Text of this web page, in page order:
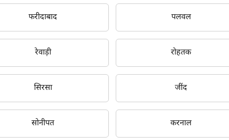
फरीदाबाद पलवल
रेवाड़ी रोहतक
सिरसा जींद
सोनीपत करनाल